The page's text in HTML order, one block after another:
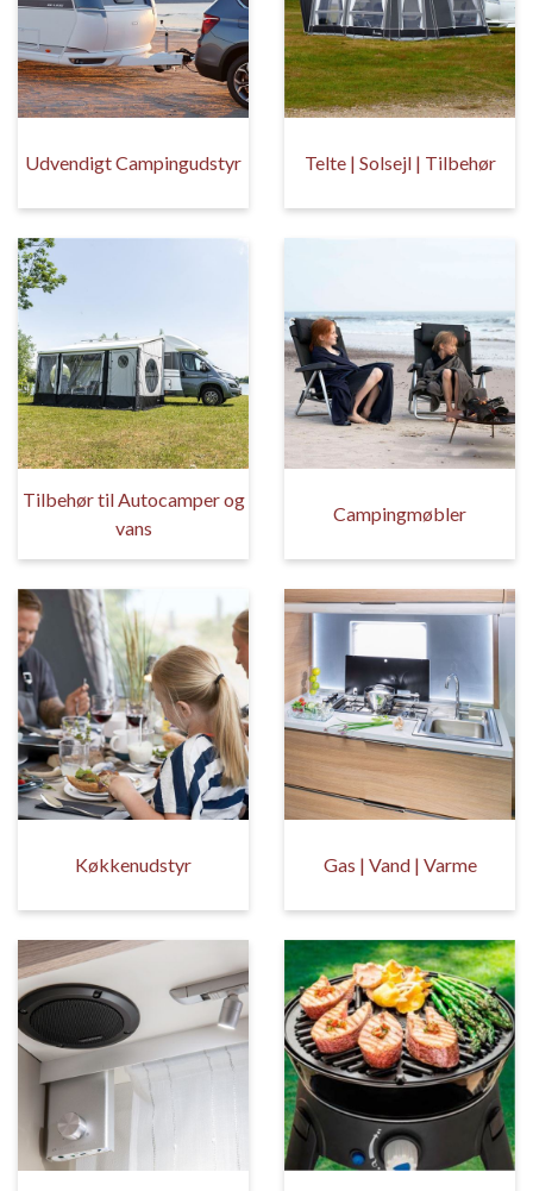
Udvendigt Campingudstyr Telte | Solsejl | Tilbehør
Tilbehør til Autocamper og
vans
Campingmøbler
Køkkenudstyr Gas | Vand | Varme